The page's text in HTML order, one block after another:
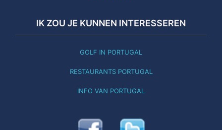
IK ZOU JE KUNNEN INTERESSEREN
GOLF IN PORTUGAL
RESTAURANTS PORTUGAL
INFO VAN PORTUGAL